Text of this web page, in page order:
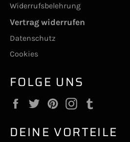
Widerrufsbelehrung
Vertrag widerrufen
Datenschutz
Cookies
FOLGE UNS
FacebookTwitterPinterestInstagram
DEINE VORTEILE